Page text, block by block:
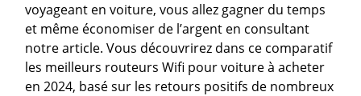
voyageant en voiture, vous allez gagner du temps
et même économiser de l’argent en consultant
notre article. Vous découvrirez dans ce comparatif
les meilleurs routeurs Wifi pour voiture à acheter
en 2024, basé sur les retours positifs de nombreux